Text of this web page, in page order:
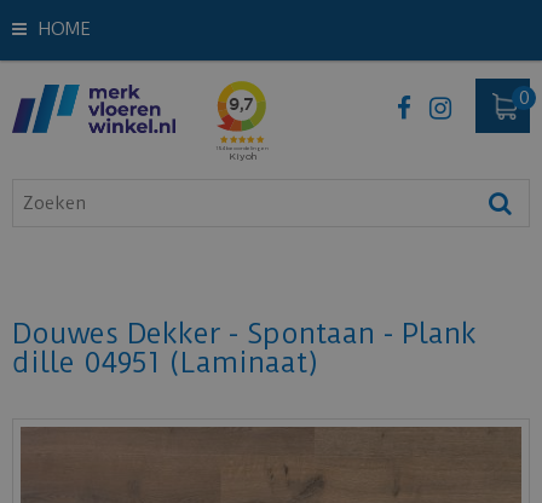
HOME
Douwes Dekker - Spontaan - Plank
dille 04951 (Laminaat)